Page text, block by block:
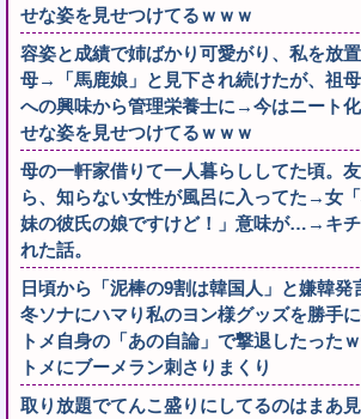
せな姿を見せつけてるｗｗｗ
容姿と成績で姉ばかり可愛がり、私を放
母→「馬鹿娘」と見下され続けたが、祖
への興味から管理栄養士に→今はニート
せな姿を見せつけてるｗｗｗ
母の一軒家借りて一人暮らししてた頃。
ら、知らない女性が風呂に入ってた→女
妹の彼氏の娘ですけど！」意味が…→キ
れた話。
日頃から「泥棒の9割は韓国人」と嫌韓発
冬ソナにハマり私のヨン様グッズを勝手に
トメ自身の「あの自論」で撃退したった
トメにブーメラン刺さりまくり
取り放題でてんこ盛りにしてるのはまあ